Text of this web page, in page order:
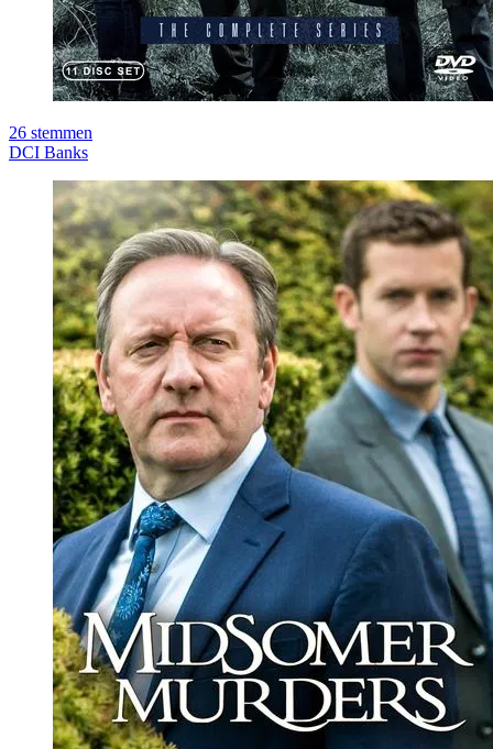
26 stemmen
DCI Banks